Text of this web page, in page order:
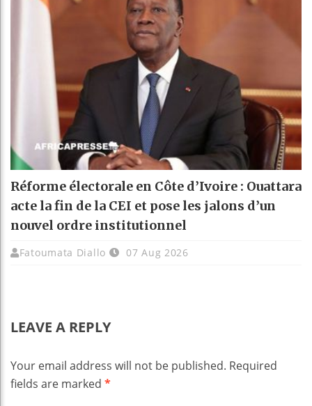
Réforme électorale en Côte d’Ivoire : Ouattara
acte la fin de la CEI et pose les jalons d’un
nouvel ordre institutionnel
Fatoumata Diallo 07 Aug 2026
LEAVE A REPLY
Your email address will not be published. Required
fields are marked *